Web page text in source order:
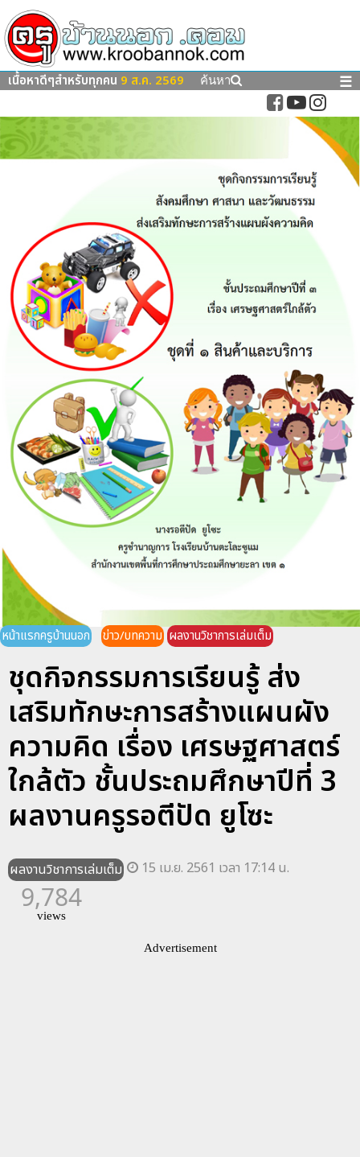
เนื้อหาดีๆสำหรับทุกคน 9 ส.ค. 2569 ค้นหา ☰
หน้าแรกครูบ้านนอก ข่าว/บทความ ผลงานวิชาการเล่มเต็ม
ชุดกิจกรรมการเรียนรู้ ส่ง
เสริมทักษะการสร้างแผนผัง
ความคิด เรื่อง เศรษฐศาสตร์
ใกล้ตัว ชั้นประถมศึกษาปีที่ 3
ผลงานครูรอตีปัด ยูโซะ
ผลงานวิชาการเล่มเต็ม 15 เม.ย. 2561 เวลา 17:14 น.
9,784
views
Advertisement